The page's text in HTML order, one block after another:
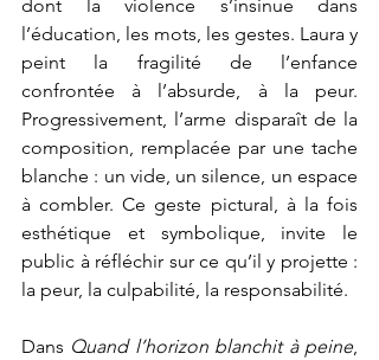
dont la violence s’insinue dans
l’éducation, les mots, les gestes. Laura y
peint la fragilité de l’enfance
confrontée à l’absurde, à la peur.
Progressivement, l’arme disparaît de la
composition, remplacée par une tache
blanche : un vide, un silence, un espace
à combler. Ce geste pictural, à la fois
esthétique et symbolique, invite le
public à réfléchir sur ce qu’il y projette :
la peur, la culpabilité, la responsabilité.
Dans Quand l’horizon blanchit à peine,